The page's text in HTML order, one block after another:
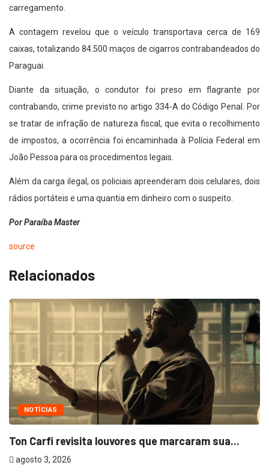
carregamento.
A contagem revelou que o veículo transportava cerca de 169
caixas, totalizando 84.500 maços de cigarros contrabandeados do
Paraguai.
Diante da situação, o condutor foi preso em flagrante por
contrabando, crime previsto no artigo 334-A do Código Penal. Por
se tratar de infração de natureza fiscal, que evita o recolhimento
de impostos, a ocorrência foi encaminhada à Polícia Federal em
João Pessoa para os procedimentos legais.
Além da carga ilegal, os policiais apreenderam dois celulares, dois
rádios portáteis e uma quantia em dinheiro com o suspeito.
Por Paraíba Master
source
Relacionados
NOTÍCIAS
Ton Carfi revisita louvores que marcaram sua...
agosto 3, 2026